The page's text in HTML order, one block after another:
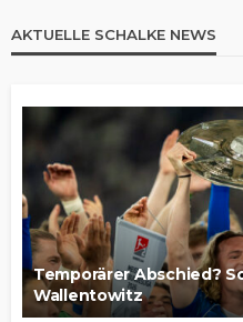
AKTUELLE SCHALKE NEWS
Temporärer Abschied?
Wallentowitz